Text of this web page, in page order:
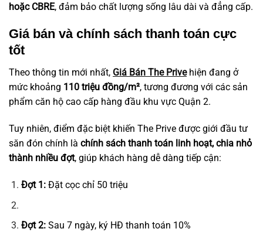
hoặc CBRE, đảm bảo chất lượng sống lâu dài và đẳng cấp.
Giá bán và chính sách thanh toán cực
tốt
Theo thông tin mới nhất, Giá Bán The Privehiện đang ở
mức khoảng 110 triệu đồng/m², tương đương với các sản
phẩm căn hộ cao cấp hàng đầu khu vực Quận 2.
Tuy nhiên, điểm đặc biệt khiến The Prive được giới đầu tư
săn đón chính là chính sách thanh toán linh hoạt, chia nhỏ
thành nhiều đợt, giúp khách hàng dễ dàng tiếp cận:
Đợt 1:Đặt cọc chỉ 50 triệu
Đợt 2:Sau 7 ngày, ký HĐ thanh toán 10%